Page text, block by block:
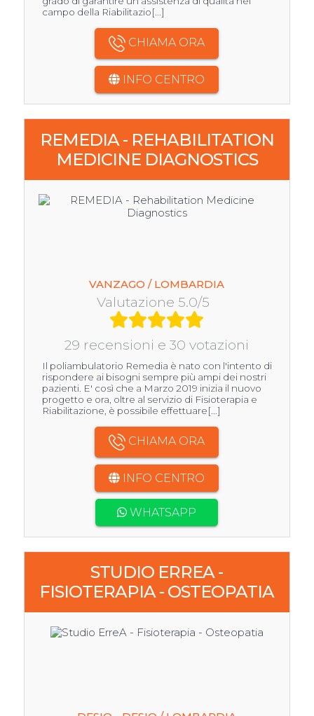
campo della Riabilitazio[...]
CHIAMA ORA
INFO CENTRO
REMEDIA - REHABILITATION
MEDICINE DIAGNOSTICS
VANZAGO / LOMBARDIA
Valutazione 5.0/5
29 recensioni e 30 votazioni
Il poliambulatorio Remedia è nato con l'intento di
rispondere ai bisogni sempre più ampi dei nostri
pazienti. E' così che a Marzo 2019 inizia il nuovo
progetto e ora, oltre al servizio di Fisioterapia e
Riabilitazione, è possibile effettuare[...]
CHIAMA ORA
INFO CENTRO
WHATSAPP
STUDIO ERREA -
FISIOTERAPIA - OSTEOPATIA